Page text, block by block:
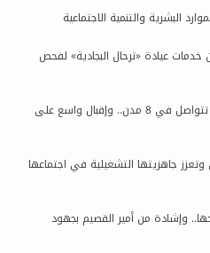
البشرية والتنمية الاجتماعية
عيادة «ترحال البجادية» لفحص
فعاليات اليوم العالمي لالتهاب الكبد تتواصل في 8 مدن.. وإقبال واسع على
جاهزيتها التشغيلية في اجتماعها
وإشادة من أمير القصيم بجهود